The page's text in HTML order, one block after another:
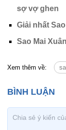
sợ vợ ghen
Giải nhất
Sao Mai
Xem thêm về: